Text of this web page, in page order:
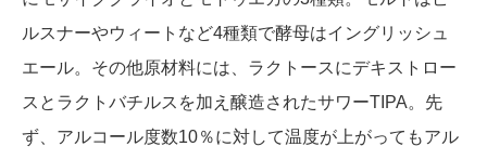
ルスナーやウィートなど4種類で酵母はイングリッシュ
エール。その他原材料には、ラクトースにデキストロー
スとラクトバチルスを加え醸造されたサワーTIPA。先
ず、アルコール度数10％に対して温度が上がってもアル